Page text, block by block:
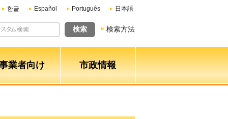
한글 Español Português 日本語
検索方法
業者向け 市政情報